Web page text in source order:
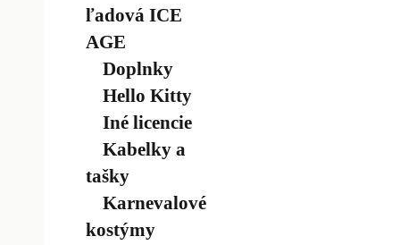
ľadová ICE
AGE
Doplnky
Hello Kitty
Iné licencie
Kabelky a
tašky
Karnevalové
kostýmy